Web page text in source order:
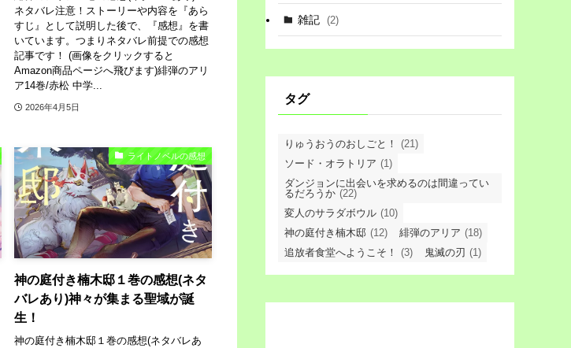
ネタバレ注意！ストーリーや内容を『あら
すじ』として説明した後で、『感想』を書
いています。つまりネタバレ前提での感想
記事です！ (画像をクリックすると
Amazon商品ページへ飛びます)緋弾のアリ
ア14巻/赤松 中学...
2026年4月5日
ライトノベルの感想
神の庭付き楠木邸１巻の感想(ネタ
バレあり)神々が集まる聖域が誕
生！
神の庭付き楠木邸１巻の感想(ネタバレあ
雑記 (2)
タグ
りゅうおうのおしごと！
(21)
ソード・オラトリア (1)
ダンジョンに出会いを求めるのは間違ってい
るだろうか (22)
変人のサラダボウル (10)
神の庭付き楠木邸 (12) 緋弾のアリア (18)
追放者食堂へようこそ！
(3) 鬼滅の刃 (1)